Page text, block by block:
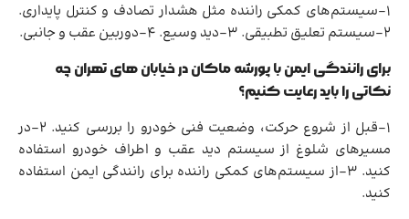
1-سیستم‌های کمکی راننده مثل هشدار تصادف و کنترل پایداری.
2-سیستم تعلیق تطبیقی. 3-دید وسیع. 4-دوربین عقب و جانبی.
برای رانندگی ایمن با پورشه ماکان در خیابان های تهران چه
نکاتی را باید رعایت کنیم؟
1-قبل از شروع حرکت، وضعیت فنی خودرو را بررسی کنید. 2-در
مسیرهای شلوغ از سیستم دید عقب و اطراف خودرو استفاده
کنید. 3-از سیستم‌های کمکی راننده برای رانندگی ایمن استفاده
کنید.